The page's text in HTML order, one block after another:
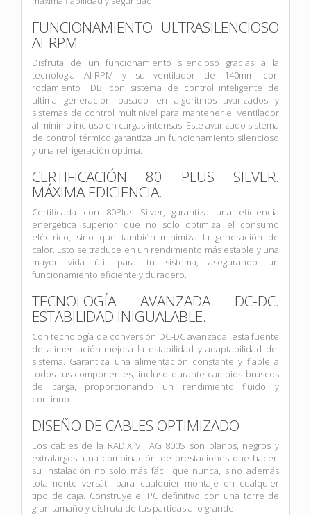
FUNCIONAMIENTO ULTRASILENCIOSO
AI-RPM
Disfruta de un funcionamiento silencioso gracias a la
tecnología AI-RPM y su ventilador de 140mm con
rodamiento FDB, con sistema de control inteligente de
última generación basado en algoritmos avanzados y
sistemas de control multinivel para mantener el ventilador
al mínimo incluso en cargas intensas. Este avanzado sistema
de control térmico garantiza un funcionamiento silencioso
y una refrigeración óptima.
CERTIFICACIÓN 80 PLUS SILVER.
MÁXIMA EDICIENCIA.
Certificada con 80Plus Silver, garantiza una eficiencia
energética superior que no solo optimiza el consumo
eléctrico, sino que también minimiza la generación de
calor. Esto se traduce en un rendimiento más estable y una
mayor vida útil para tu sistema, asegurando un
funcionamiento eficiente y duradero.
TECNOLOGÍA AVANZADA DC-DC.
ESTABILIDAD INIGUALABLE.
Con tecnología de conversión DC-DC avanzada, esta fuente
de alimentación mejora la estabilidad y adaptabilidad del
sistema. Garantiza una alimentación constante y fiable a
todos tus componentes, incluso durante cambios bruscos
de carga, proporcionando un rendimiento fluido y
continuo.
DISEÑO DE CABLES OPTIMIZADO
Los cables de la RADIX VII AG 800S son planos, negros y
extralargos: una combinación de prestaciones que hacen
su instalación no solo más fácil que nunca, sino además
totalmente versátil para cualquier montaje en cualquier
tipo de caja. Construye el PC definitivo con una torre de
gran tamaño y disfruta de tus partidas a lo grande.